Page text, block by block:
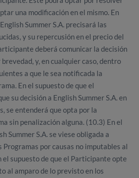
una modificación en el mismo. En
Summer S.A. precisará las
y su repercusión en el precio del
deberá comunicar la decisión
y, en cualquier caso, dentro
a que le sea notificada la
En el supuesto de que el
su decisión a English Summer S.A. en
se entenderá que opta por la
sin penalización alguna. (10.3) En el
Summer S.A. se viese obligada a
Programas por causas no imputables al
el supuesto de que el Participante opte
al amparo de lo previsto en los